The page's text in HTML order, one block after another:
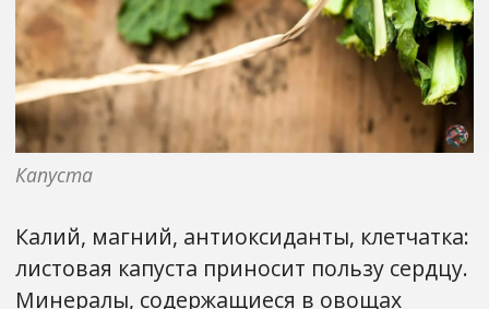
Капуста
Калий, магний, антиоксиданты, клетчатка:
листовая капуста приносит пользу сердцу.
Минералы, содержащиеся в овощах